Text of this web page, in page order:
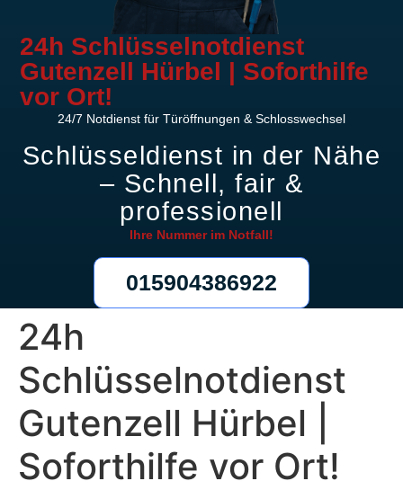
24h Schlüsselnotdienst
Gutenzell Hürbel | Soforthilfe
vor Ort!
24/7 Notdienst für Türöffnungen & Schlosswechsel
Schlüsseldienst in der Nähe
– Schnell, fair &
professionell
Ihre Nummer im Notfall!
015904386922
24h
Schlüsselnotdienst
Gutenzell Hürbel |
Soforthilfe vor Ort!